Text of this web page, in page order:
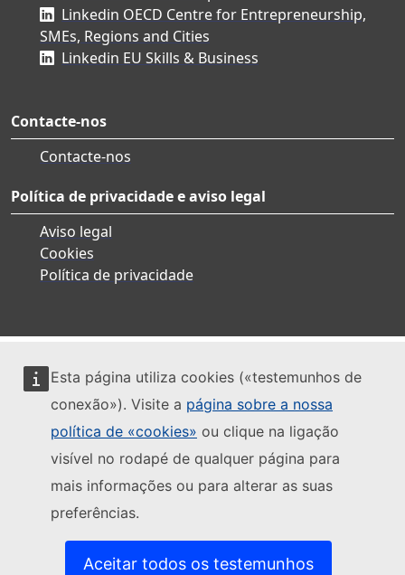
Esta página utiliza cookies («testemunhos de
conexão»). Visite a página sobre a nossa
política de «cookies» ou clique na ligação
visível no rodapé de qualquer página para
mais informações ou para alterar as suas
preferências.
Aceitar todos os testemunhos
Linkedin OECD Centre for Entrepreneurship,
SMEs, Regions and Cities
Linkedin EU Skills & Business
Contacte-nos
Contacte-nos
Política de privacidade e aviso legal
Aviso legal
Cookies
Política de privacidade